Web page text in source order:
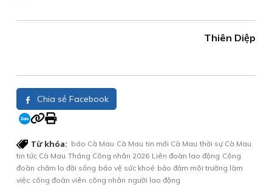
Thiên Diệp
Chia sẻ Facebook
Từ khóa: báo Cà Mau Cà Mau tin mới Cà Mau thời sự Cà Mau
tin tức Cà Mau Tháng Công nhân 2026 Liên đoàn lao động Công
đoàn chăm lo đời sống bảo vệ sức khoẻ bảo đảm môi trường làm
việc công đoàn viên công nhân người lao động